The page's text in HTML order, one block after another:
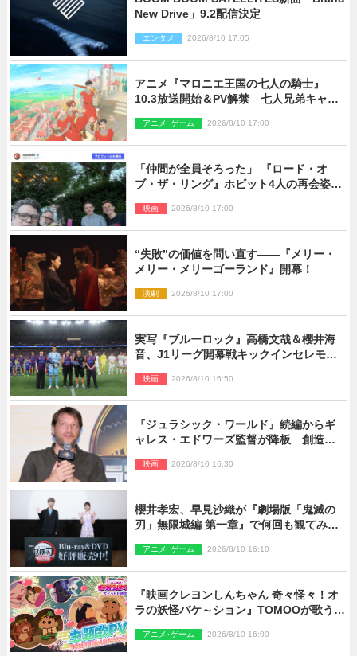
New Drive」9.2配信決定
エンタメ 2026/8/10 17:05
アニメ『マロニエ王国の七人の騎士』
10.3放送開始＆PV解禁 七人兄弟キャス
アニメ･ゲーム 2026/8/10 17:00
「仲間が全員そろった」 『ロード・オ
ブ・ザ・リング』ホビット4人の再会姿に
映画 2026/8/10 17:00
“失敗”の価値を問い直す――『メリー・
メリー・メリーゴーランド』開幕！
演劇 2026/8/10 17:00
実写『ブルーロック』高橋文哉＆櫻井海
音、J1リーグ開幕戦キックインセレモニ
映画 2026/8/10 16:50
『ジュラシック・ワールド』続編からギ
ャレス・エドワーズ監督が降板 創造性
映画 2026/8/10 16:30
櫻井孝宏、早見沙織が『劇場版「鬼滅の
刃」無限城編 第一章』で何回も観てみた
アニメ･ゲーム 2026/8/10 16:10
『映画クレヨンしんちゃん 奇々怪々！オ
ラの妖怪バケ～ション』TOMOOが歌う主
アニメ･ゲーム 2026/8/10 16:00